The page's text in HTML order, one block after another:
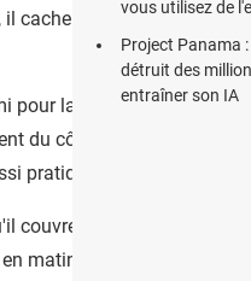
cache deux autres
pour la visibilité. Quand
du côté, on peut le
pratique mais beaucoup
couvre une zone différente
matinée ou en fin de
vous utilisez de
Project Panama
détruit des
entraîner son IA